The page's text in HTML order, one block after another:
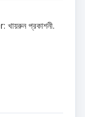
খায়রুন প্রকাশনী.